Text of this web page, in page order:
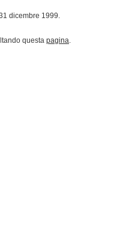
dicembre 1999.
questa pagina.